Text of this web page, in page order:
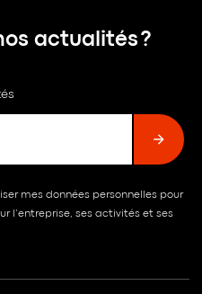
actualités ?
mes données personnelles pour
l’entreprise, ses activités et ses